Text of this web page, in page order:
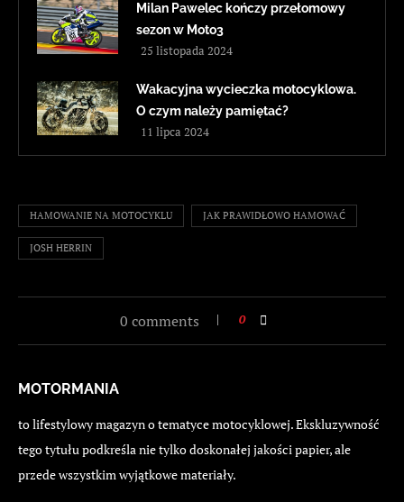
Milan Pawelec kończy przełomowy
sezon w Moto3
25 listopada 2024
Wakacyjna wycieczka motocyklowa.
O czym należy pamiętać?
11 lipca 2024
HAMOWANIE NA MOTOCYKLU JAK PRAWIDŁOWO HAMOWAĆ
JOSH HERRIN
0 comments 0
MOTORMANIA
to lifestylowy magazyn o tematyce motocyklowej. Ekskluzywność
tego tytułu podkreśla nie tylko doskonałej jakości papier, ale
przede wszystkim wyjątkowe materiały.